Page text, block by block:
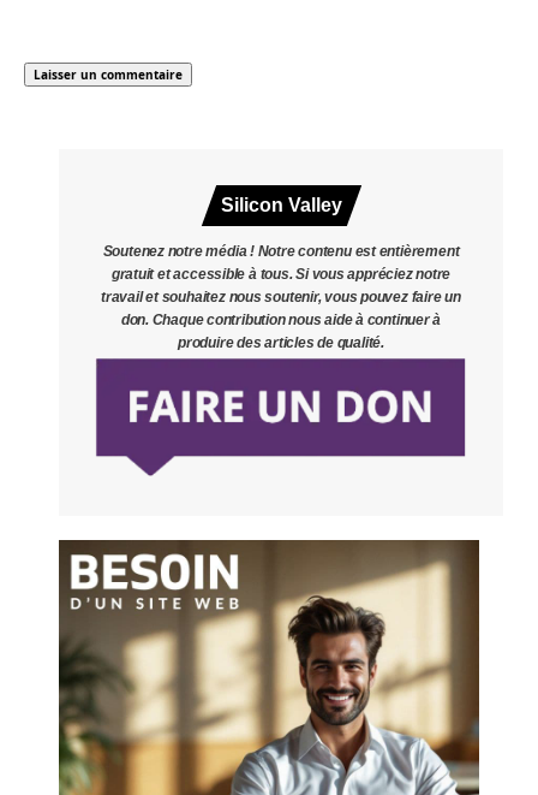
Silicon Valley
Soutenez notre média ! Notre contenu est entièrement
gratuit et accessible à tous. Si vous appréciez notre
travail et souhaitez nous soutenir, vous pouvez faire un
don. Chaque contribution nous aide à continuer à
produire des articles de qualité.